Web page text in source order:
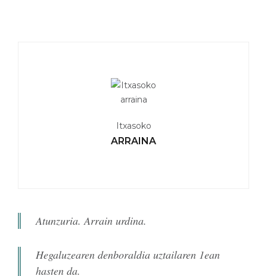
Itxasoko
ARRAINA
Atunzuria. Arrain urdina.
Hegaluzearen denboraldia uztailaren 1ean
hasten da.